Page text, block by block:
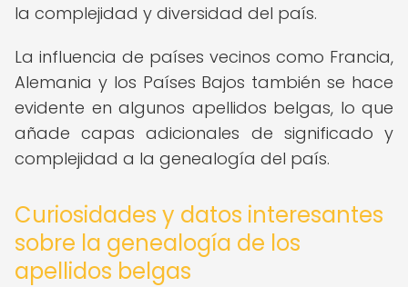
la complejidad y diversidad del país.
La influencia de países vecinos como Francia,
Alemania y los Países Bajos también se hace
evidente en algunos apellidos belgas, lo que
añade capas adicionales de significado y
complejidad a la genealogía del país.
Curiosidades y datos interesantes
sobre la genealogía de los
apellidos belgas